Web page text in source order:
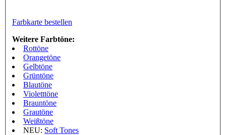
Farbkarte bestellen
Weitere Farbtöne:
Rottöne
Orangetöne
Gelbtöne
Grüntöne
Blautöne
Violetttöne
Brauntöne
Grautöne
Weißtöne
NEU: Soft Tones